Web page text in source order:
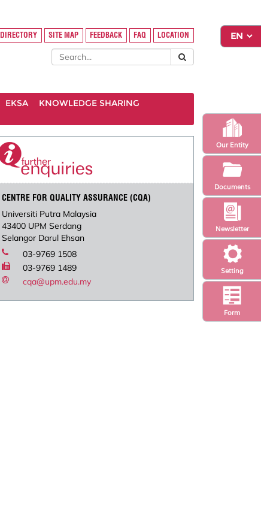
Setting
Newsletter
Form
Our Entity
Documents
DIRECTORY SITE MAP FEEDBACK FAQ LOCATION
EKSA
KNOWLEDGE SHARING
CENTRE FOR QUALITY ASSURANCE (CQA)
Universiti Putra Malaysia
43400 UPM Serdang
Selangor Darul Ehsan
03-9769 1508
03-9769 1489
cqa@upm.edu.my